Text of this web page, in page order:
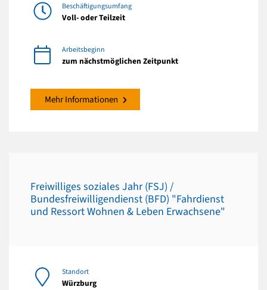
Beschäftigungsumfang
Voll- oder Teilzeit
Arbeitsbeginn
zum nächstmöglichen Zeitpunkt
Mehr Informationen
Freiwilliges soziales Jahr (FSJ) /
Bundesfreiwilligendienst (BFD) "Fahrdienst
und Ressort Wohnen & Leben Erwachsene"
Standort
Würzburg